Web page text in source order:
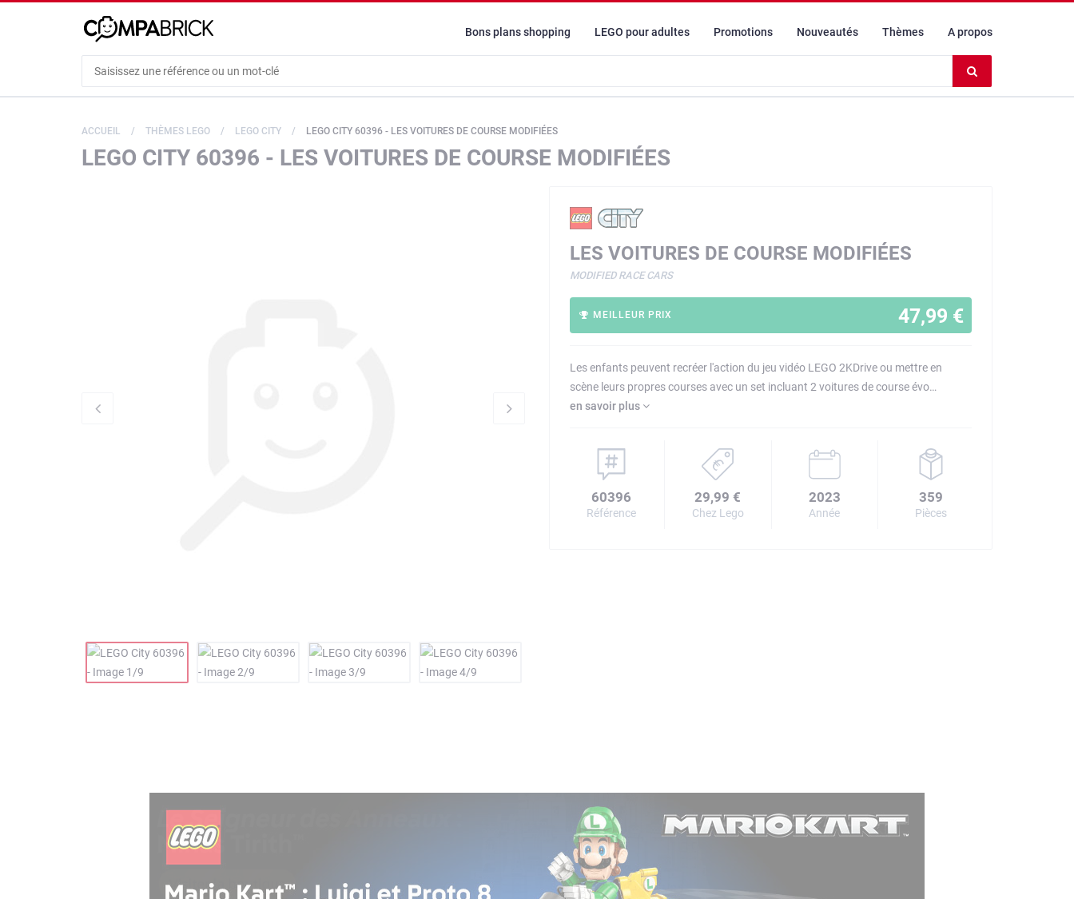
Bons plans shopping LEGO pour adultes Promotions Nouveautés Thèmes A propos
le
ACCUEIL THÈMES LEGO LEGO CITY LEGO CITY 60396 - LES VOITURES DE COURSE MODIFIÉES
LEGO CITY 60396 - LES VOITURES DE COURSE MODIFIÉES
LES VOITURES DE COURSE MODIFIÉES
MODIFIED RACE CARS
47,99 €
MEILLEUR PRIX
Les enfants peuvent recréer l'action du jeu vidéo LEGO 2KDrive ou mettre en
scène leurs propres courses avec un set incluant 2 voitures de course évo…
en savoir plus
60396
Référence
29,99 €
Chez Lego
2023
Année
359
Pièces